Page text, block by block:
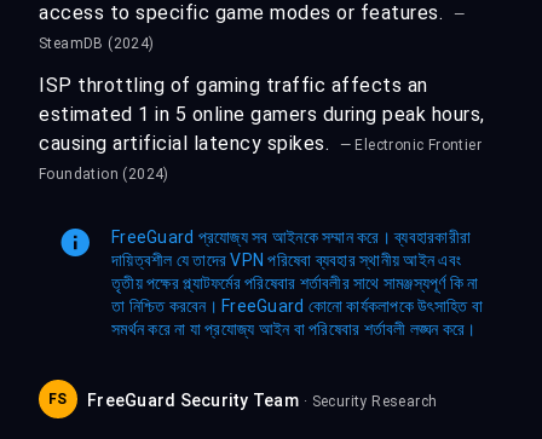
access to specific game modes or features.
—
SteamDB (2024)
ISP throttling of gaming traffic affects an
estimated 1 in 5 online gamers during peak hours,
causing artificial latency spikes.
— Electronic Frontier
Foundation (2024)
FreeGuard প্রযোজ্য সব আইনকে সম্মান করে। ব্যবহারকারীরা
দায়িত্বশীল যে তাদের VPN পরিষেবা ব্যবহার স্থানীয় আইন এবং
তৃতীয় পক্ষের প্ল্যাটফর্মের পরিষেবার শর্তাবলীর সাথে সামঞ্জস্যপূর্ণ কি না
তা নিশ্চিত করবেন। FreeGuard কোনো কার্যকলাপকে উৎসাহিত বা
সমর্থন করে না যা প্রযোজ্য আইন বা পরিষেবার শর্তাবলী লঙ্ঘন করে।
FS FreeGuard Security Team · Security Research